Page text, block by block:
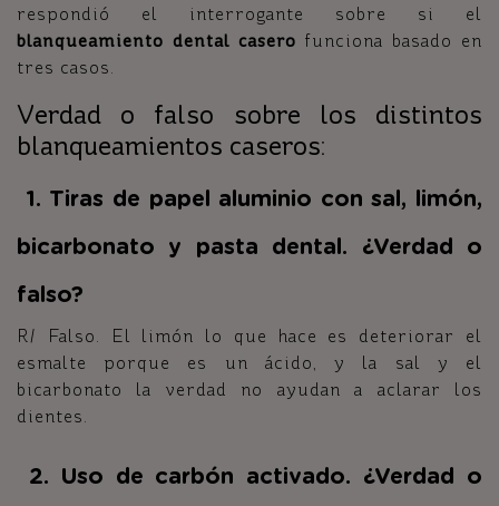
respondió el interrogante sobre si el
blanqueamiento dental casero funciona basado en
tres casos.
Verdad o falso sobre los distintos
blanqueamientos caseros:
1. Tiras de papel aluminio con sal, limón,
bicarbonato y pasta dental. ¿Verdad o
falso?
R/ Falso. El limón lo que hace es deteriorar el
esmalte porque es un ácido, y la sal y el
bicarbonato la verdad no ayudan a aclarar los
dientes.
2. Uso de carbón activado. ¿Verdad o